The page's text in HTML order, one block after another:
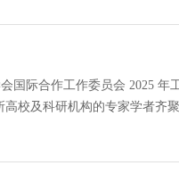
国际合作工作委员会 2025 年
校及科研机构的专家学者齐